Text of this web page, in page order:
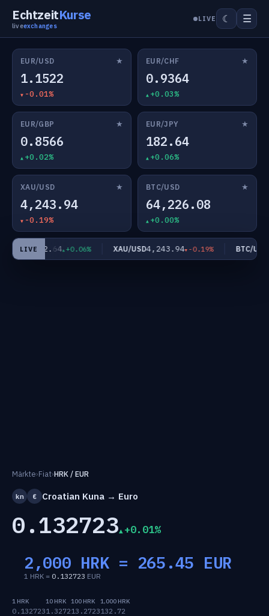
EchtzeitKurse
liveexchanges
LIVE ☾ ☰
EUR/USD ★
1.1522
-0.01%
EUR/CHF ★
0.9364
+0.03%
EUR/GBP ★
0.8566
+0.02%
EUR/JPY ★
182.64
+0.06%
XAU/USD ★
4,243.94
-0.19%
BTC/USD ★
64,226.08
+0.00%
LIVE
JPY182.64 +0.06% XAU/USD4,243.94 -0.19% BTC/USD
Märkte›Fiat›HRK / EUR
kn € Croatian Kuna → Euro
0.132723 +0.01%
2,000 HRK = 265.45 EUR
1 HRK = 0.132723 EUR
1 HRK
0.132723
10 HRK
1.3272
100 HRK
13.2723
1,000 HRK
132.72